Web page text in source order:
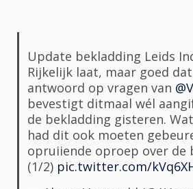
Update bekladding Leids
Rijkelijk laat, maar goed
antwoord op vragen van
bevestigt ditmaal wél
de bekladding gisteren.
had dit ook moeten
opruiiende oproep over de
(1/2) pic.twitter.com/